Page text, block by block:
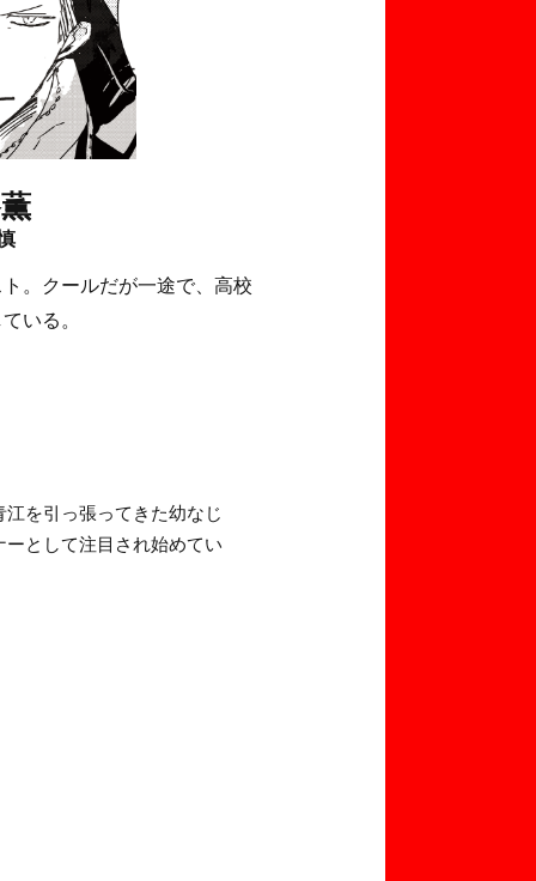
。クールだが一途で、高校
いる。
を引っ張ってきた幼なじ
として注目され始めてい